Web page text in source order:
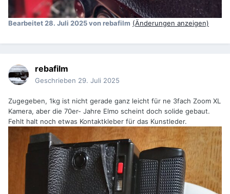
Bearbeitet28. Juli 2025von rebafilm (Änderungen anzeigen)
rebafilm
Geschrieben 29. Juli 2025
Zugegeben, 1kg ist nicht gerade ganz leicht für ne 3fach Zoom XL
Kamera, aber die 70er- Jahre Elmo scheint doch solide gebaut.
Fehlt halt noch etwas Kontaktkleber für das Kunstleder.